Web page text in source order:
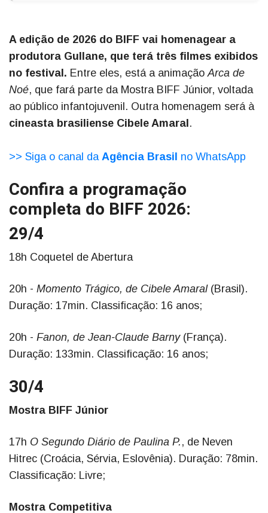
A edição de 2026 do BIFF vai homenagear a
produtora Gullane, que terá três filmes exibidos
no festival. Entre eles, está a animaçãoArca de
Noé, que fará parte da Mostra BIFF Júnior, voltada
ao público infantojuvenil. Outra homenagem será à
cineasta brasiliense Cibele Amaral .
>> Siga o canal da Agência Brasil no WhatsApp
Confira a programação
completa do BIFF 2026:
29/4
18h Coquetel de Abertura
20h - Momento Trágico, de Cibele Amaral(Brasil).
Duração: 17min. Classificação: 16 anos;
20h - Fanon, de Jean-Claude Barny(França).
Duração: 133min. Classificação: 16 anos;
30/4
Mostra BIFF Júnior
17h O Segundo Diário de Paulina P. , de Neven
Hitrec (Croácia, Sérvia, Eslovênia). Duração: 78min.
Classificação: Livre;
Mostra Competitiva